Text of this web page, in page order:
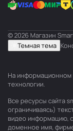
© 2026 Магазин
Темная тема
На
технологии.
Все ресурсы сайта
ограничиваясь)
видео информацию,
доменное имя,